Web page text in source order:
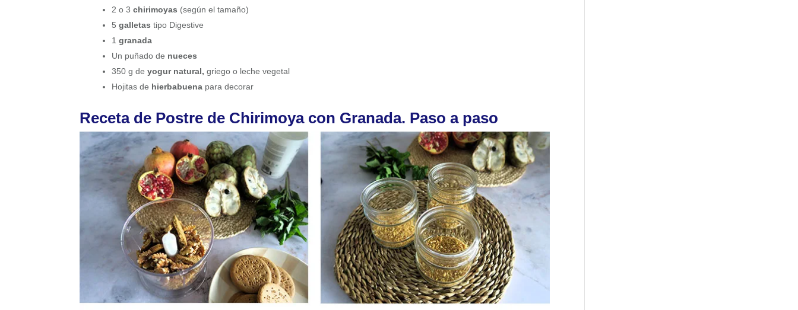
2 o 3chirimoyas (según el tamaño)
5galletas tipo Digestive
1granada
Un puñado de nueces
350 g deyogur natural, griego o leche vegetal
Hojitas de hierbabuena para decorar
Receta de Postre de Chirimoya con Granada. Paso a paso